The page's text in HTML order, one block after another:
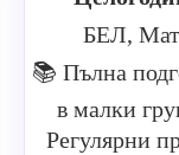
БЕЛ,
📚 Пълна
в малки
Регулярни